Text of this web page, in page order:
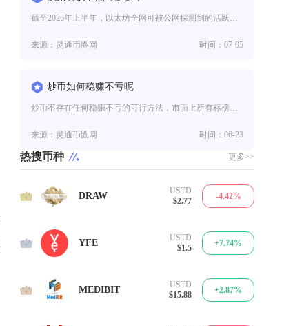
截至2026年上半年，以太坊全网可被公网探测到的活跃执行层节点总量稳定在14300个左右，而信标链共识层验证者节点数量已
来源：灵通币圈网 时间：07-05
炒币如何稳赚不亏呢
炒币不存在任何稳赚不亏的可行方法，市面上所有标榜稳赚保本、零风险获利的炒币方案、带单策略、保本币种全是金融骗局，从市场运
来源：灵通币圈网 时间：06-23
热搜币种 更多>>
1 DRAW
USTD
$2.77
-4.42%
2 YFE
USTD
$1.5
+7.74%
3 MEDIBIT
USTD
$15.88
+2.87%